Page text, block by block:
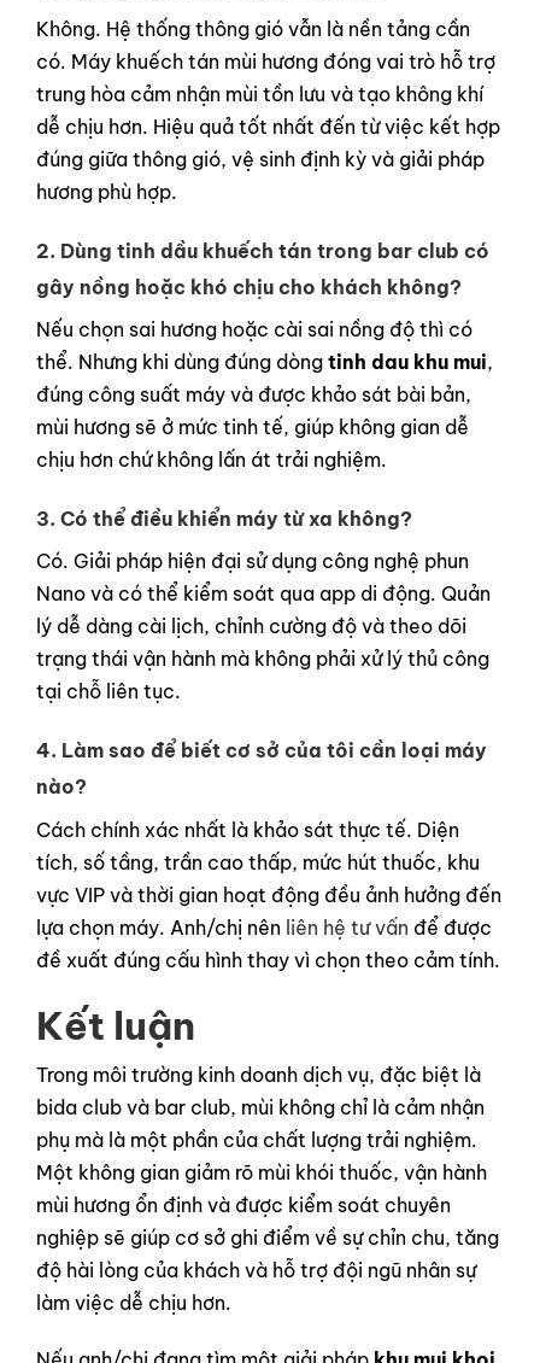
Không. Hệ thống thông gió vẫn là nền tảng cần
có. Máy khuếch tán mùi hương đóng vai trò hỗ trợ
trung hòa cảm nhận mùi tồn lưu và tạo không khí
dễ chịu hơn. Hiệu quả tốt nhất đến từ việc kết hợp
đúng giữa thông gió, vệ sinh định kỳ và giải pháp
hương phù hợp.
2. Dùng tinh dầu khuếch tán trong bar club có
gây nồng hoặc khó chịu cho khách không?
Nếu chọn sai hương hoặc cài sai nồng độ thì có
thể. Nhưng khi dùng đúng dòng tinh dau khu mui,
đúng công suất máy và được khảo sát bài bản,
mùi hương sẽ ở mức tinh tế, giúp không gian dễ
chịu hơn chứ không lấn át trải nghiệm.
3. Có thể điều khiển máy từ xa không?
Có. Giải pháp hiện đại sử dụng công nghệ phun
Nano và có thể kiểm soát qua app di động. Quản
lý dễ dàng cài lịch, chỉnh cường độ và theo dõi
trạng thái vận hành mà không phải xử lý thủ công
tại chỗ liên tục.
4. Làm sao để biết cơ sở của tôi cần loại máy
nào?
Cách chính xác nhất là khảo sát thực tế. Diện
tích, số tầng, trần cao thấp, mức hút thuốc, khu
vực VIP và thời gian hoạt động đều ảnh hưởng đến
lựa chọn máy. Anh/chị nên liên hệ tư vấn để được
đề xuất đúng cấu hình thay vì chọn theo cảm tính.
Kết luận
Trong môi trường kinh doanh dịch vụ, đặc biệt là
bida club và bar club, mùi không chỉ là cảm nhận
phụ mà là một phần của chất lượng trải nghiệm.
Một không gian giảm rõ mùi khói thuốc, vận hành
mùi hương ổn định và được kiểm soát chuyên
nghiệp sẽ giúp cơ sở ghi điểm về sự chỉn chu, tăng
độ hài lòng của khách và hỗ trợ đội ngũ nhân sự
làm việc dễ chịu hơn.